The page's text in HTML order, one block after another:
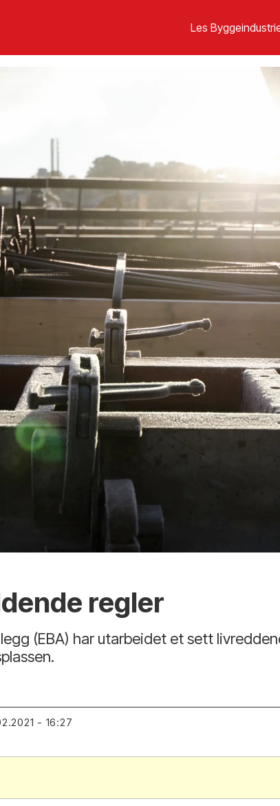
Les
regler
(EBA) har utarbeidet et sett
- 16:27